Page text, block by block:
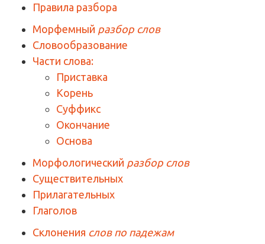
Правила разбора
Морфемный разбор слов
Словообразование
Части слова:
Приставка
Корень
Суффикс
Окончание
Основа
Морфологический разбор слов
Существительных
Прилагательных
Глаголов
Склонения слов по падежам